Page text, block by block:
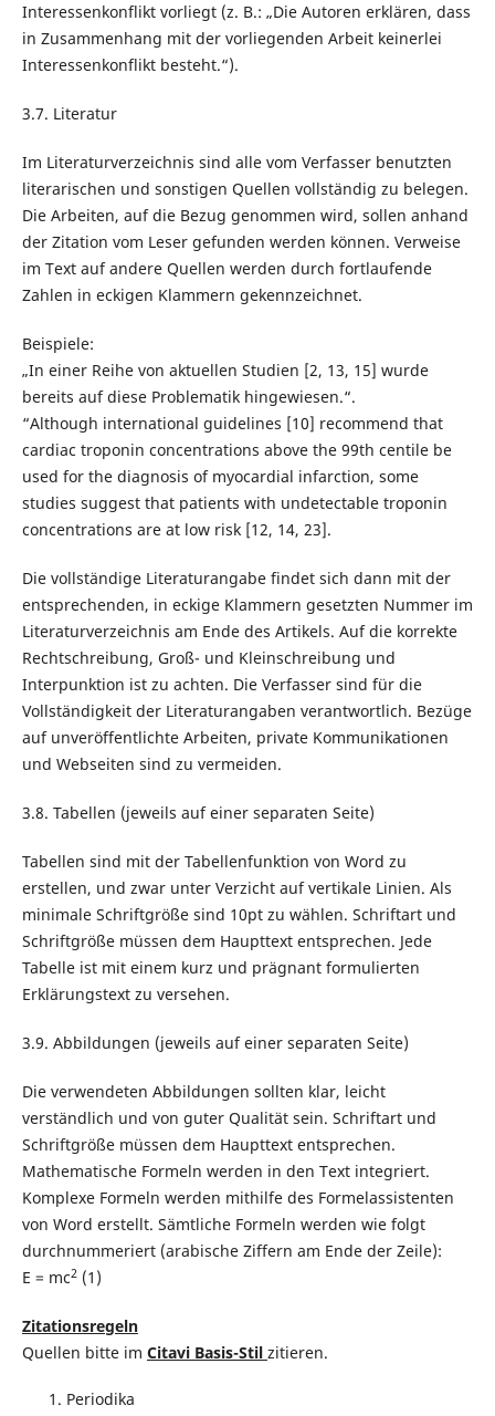
Interessenkonflikt vorliegt (z. B.: „Die Autoren erklären, dass
in Zusammenhang mit der vorliegenden Arbeit keinerlei
Interessenkonflikt besteht.“).
3.7. Literatur
Im Literaturverzeichnis sind alle vom Verfasser benutzten
literarischen und sonstigen Quellen vollständig zu belegen.
Die Arbeiten, auf die Bezug genommen wird, sollen anhand
der Zitation vom Leser gefunden werden können. Verweise
im Text auf andere Quellen werden durch fortlaufende
Zahlen in eckigen Klammern gekennzeichnet.
Beispiele:
„In einer Reihe von aktuellen Studien [2, 13, 15] wurde
bereits auf diese Problematik hingewiesen.“.
“Although international guidelines [10] recommend that
cardiac troponin concentrations above the 99th centile be
used for the diagnosis of myocardial infarction, some
studies suggest that patients with undetectable troponin
concentrations are at low risk [12, 14, 23].
Die vollständige Literaturangabe findet sich dann mit der
entsprechenden, in eckige Klammern gesetzten Nummer im
Literaturverzeichnis am Ende des Artikels. Auf die korrekte
Rechtschreibung, Groß- und Kleinschreibung und
Interpunktion ist zu achten. Die Verfasser sind für die
Vollständigkeit der Literaturangaben verantwortlich. Bezüge
auf unveröffentlichte Arbeiten, private Kommunikationen
und Webseiten sind zu vermeiden.
3.8. Tabellen (jeweils auf einer separaten Seite)
Tabellen sind mit der Tabellenfunktion von Word zu
erstellen, und zwar unter Verzicht auf vertikale Linien. Als
minimale Schriftgröße sind 10pt zu wählen. Schriftart und
Schriftgröße müssen dem Haupttext entsprechen. Jede
Tabelle ist mit einem kurz und prägnant formulierten
Erklärungstext zu versehen.
3.9. Abbildungen (jeweils auf einer separaten Seite)
Die verwendeten Abbildungen sollten klar, leicht
verständlich und von guter Qualität sein. Schriftart und
Schriftgröße müssen dem Haupttext entsprechen.
Mathematische Formeln werden in den Text integriert.
Komplexe Formeln werden mithilfe des Formelassistenten
von Word erstellt. Sämtliche Formeln werden wie folgt
durchnummeriert (arabische Ziffern am Ende der Zeile):
E = mc2(1)
Zitationsregeln
Quellen bitte im Citavi Basis-Stil zitieren.
Periodika